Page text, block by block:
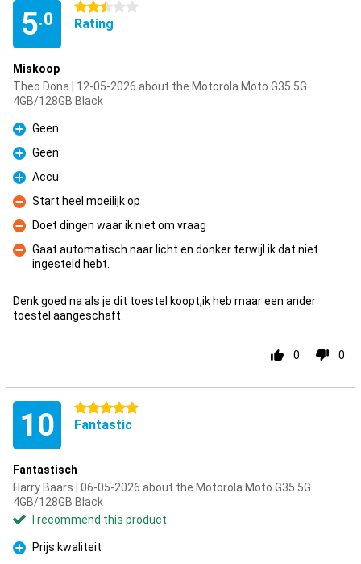
5.0
2.5 stars
Rating
Miskoop
Theo Dona | 12-05-2026 about the Motorola Moto G35 5G
4GB/128GB Black
Pro
Geen
Pro
Geen
Pro
Accu
Con
Start heel moeilijk op
Con
Doet dingen waar ik niet om vraag
Con
Gaat automatisch naar licht en donker terwijl ik dat niet
ingesteld hebt.
Denk goed na als je dit toestel koopt,ik heb maar een ander
toestel aangeschaft.
0 0
10 5 stars
Fantastic
Fantastisch
Harry Baars | 06-05-2026 about the Motorola Moto G35 5G
4GB/128GB Black
I recommend this product
Pro
Prijs kwaliteit